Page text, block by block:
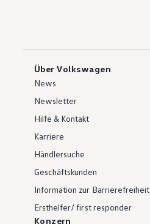
Über Volkswagen
News
Newsletter
Hilfe & Kontakt
Karriere
Händlersuche
Geschäftskunden
Information zur Barrierefreiheit
Ersthelfer/ first responder
Konzern